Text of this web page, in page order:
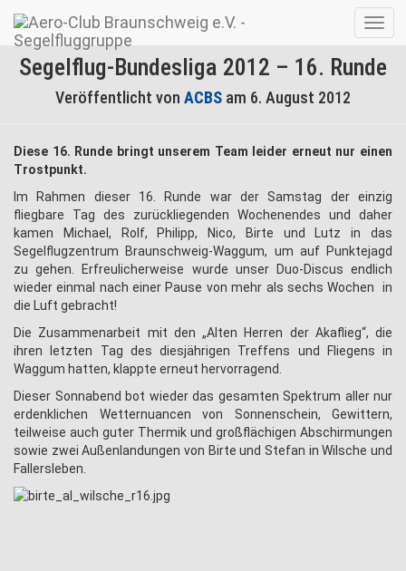
Segelflug-Bundesliga 2012 – 16. Runde
Veröffentlicht von ACBS am 6. August 2012
Diese 16. Runde bringt unserem Team leider erneut nur einen
Trostpunkt.
Im Rahmen dieser 16. Runde war der Samstag der einzig
fliegbare Tag des zurückliegenden Wochenendes und daher
kamen Michael, Rolf, Philipp, Nico, Birte und Lutz in das
Segelflugzentrum Braunschweig-Waggum, um auf Punktejagd
zu gehen. Erfreulicherweise wurde unser Duo-Discus endlich
wieder einmal nach einer Pause von mehr als sechs Wochen in
die Luft gebracht!
Die Zusammenarbeit mit den „Alten Herren der Akaflieg“, die
ihren letzten Tag des diesjährigen Treffens und Fliegens in
Waggum hatten, klappte erneut hervorragend.
Dieser Sonnabend bot wieder das gesamten Spektrum aller nur
erdenklichen Wetternuancen von Sonnenschein, Gewittern,
teilweise auch guter Thermik und großflächigen Abschirmungen
sowie zwei Außenlandungen von Birte und Stefan in Wilsche und
Fallersleben.